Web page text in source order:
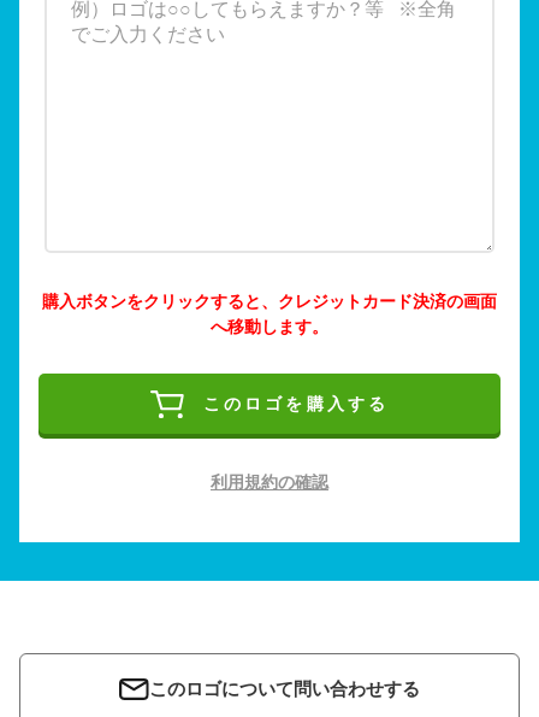
購入ボタンをクリックすると、クレジットカード決済の画面
へ移動します。
このロゴを購入する
利用規約の確認
このロゴについて問い合わせする